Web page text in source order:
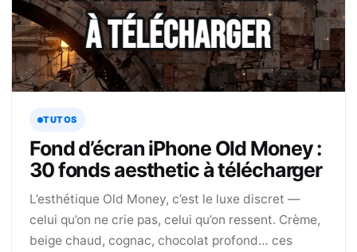
TUTOS
Fond d’écran iPhone Old Money :
30 fonds aesthetic à télécharger
L’esthétique Old Money, c’est le luxe discret —
celui qu’on ne crie pas, celui qu’on ressent. Crème,
beige chaud, cognac, chocolat profond… ces